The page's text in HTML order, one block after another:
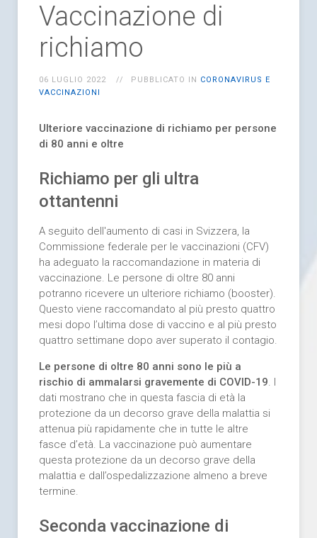
Vaccinazione di
richiamo
06 LUGLIO 2022 PUBBLICATO IN CORONAVIRUS E
VACCINAZIONI
Ulteriore vaccinazione di richiamo per persone
di 80 anni e oltre
Richiamo per gli ultra
ottantenni
A seguito dell'aumento di casi in Svizzera, la
Commissione federale per le vaccinazioni (CFV)
ha adeguato la raccomandazione in materia di
vaccinazione. Le persone di oltre 80 anni
potranno ricevere un ulteriore richiamo (booster).
Questo viene raccomandato al più presto quattro
mesi dopo l’ultima dose di vaccino e al più presto
quattro settimane dopo aver superato il contagio.
Le persone di oltre 80 anni sono le più a
rischio di ammalarsi gravemente di COVID-19. I
dati mostrano che in questa fascia di età la
protezione da un decorso grave della malattia si
attenua più rapidamente che in tutte le altre
fasce d’età. La vaccinazione può aumentare
questa protezione da un decorso grave della
malattia e dall’ospedalizzazione almeno a breve
termine.
Seconda vaccinazione di